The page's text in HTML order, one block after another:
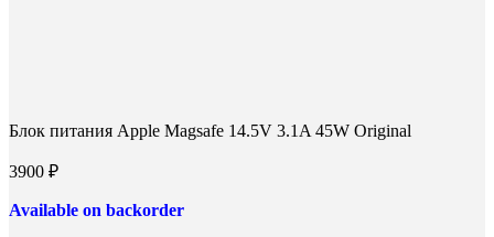
Блок питания Apple Magsafe 14.5V 3.1A 45W Original
3900 ₽
Available on backorder